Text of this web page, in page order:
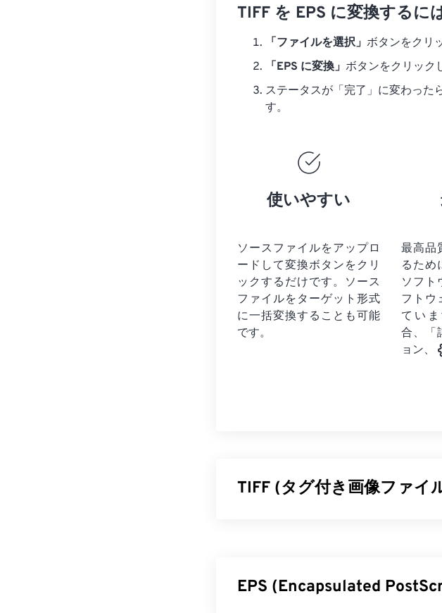
TIFF を EPS に変換するに
「ファイルを選択」 ボタンをクリ
「EPS に変換」 ボタンをクリック
ステータスが「完了」に変わった
す。
使いやすい
ソースファイルをアップロ
ードして変換ボタンをクリ
ックするだけです。 ソース
ファイルを ターゲット形式
に一括変換することも可能
です。
最高品
るため
ソフト
フトウ
てい
合、「
ョン、
TIFF (タグ付き画像ファイ
イル、レイヤー付き画像、あるいはペ
EPS (Encapsulated